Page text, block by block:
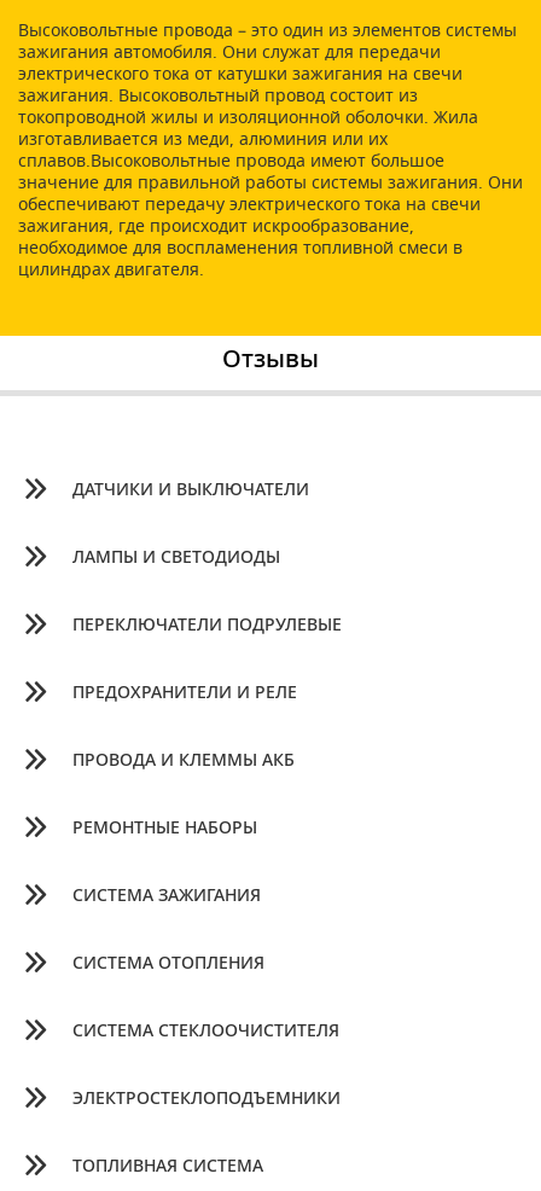
Высоковольтные провода – это один из элементов системы
зажигания автомобиля. Они служат для передачи
электрического тока от катушки зажигания на свечи
зажигания. Высоковольтный провод состоит из
токопроводной жилы и изоляционной оболочки. Жила
изготавливается из меди, алюминия или их
сплавов.Высоковольтные провода имеют большое
значение для правильной работы системы зажигания. Они
обеспечивают передачу электрического тока на свечи
зажигания, где происходит искрообразование,
необходимое для воспламенения топливной смеси в
цилиндрах двигателя.
Отзывы
ДАТЧИКИ И ВЫКЛЮЧАТЕЛИ
ЛАМПЫ И СВЕТОДИОДЫ
ПЕРЕКЛЮЧАТЕЛИ ПОДРУЛЕВЫЕ
ПРЕДОХРАНИТЕЛИ И РЕЛЕ
ПРОВОДА И КЛЕММЫ АКБ
РЕМОНТНЫЕ НАБОРЫ
СИСТЕМА ЗАЖИГАНИЯ
СИСТЕМА ОТОПЛЕНИЯ
СИСТЕМА СТЕКЛООЧИСТИТЕЛЯ
ЭЛЕКТРОСТЕКЛОПОДЪЕМНИКИ
ТОПЛИВНАЯ СИСТЕМА